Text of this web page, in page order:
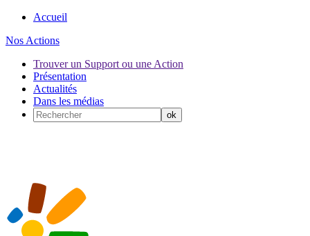
Accueil
Nos Actions
Trouver un Support ou une Action
Présentation
Actualités
Dans les médias